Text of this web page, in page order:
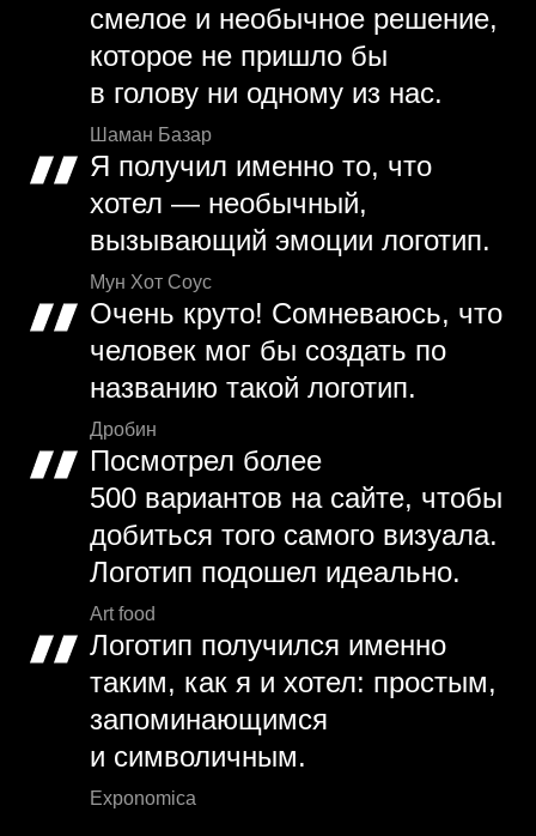
смелое и необычное решение,
которое не пришло бы
в голову ни одному из нас.
Шаман Базар
Я получил именно то, что
хотел — необычный,
вызывающий эмоции логотип.
Мун Хот Соус
Очень круто! Сомневаюсь, что
человек мог бы создать по
названию такой логотип.
Дробин
Посмотрел более
500 вариантов на сайте, чтобы
добиться того самого визуала.
Логотип подошел идеально.
Art food
Логотип получился именно
таким, как я и хотел: простым,
запоминающимся
и символичным.
Exponomica